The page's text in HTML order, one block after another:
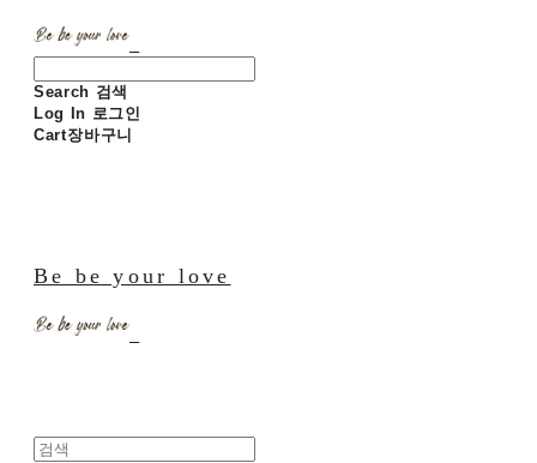
Search 검색
Log In 로그인
Cart장바구니
Be be your love